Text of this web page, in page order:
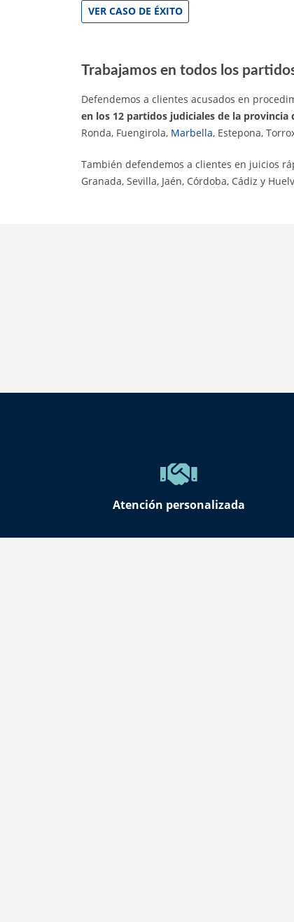
VER CASO DE ÉXITO
Trabajamos en todos los
Defendemos a clientes acusados en
en los 12 partidos judiciales de la provincia
Ronda, Fuengirola, Marbella, Estepona,
También defendemos a clientes en juicios
Granada, Sevilla, Jaén, Córdoba, Cádiz y
Atención personalizada